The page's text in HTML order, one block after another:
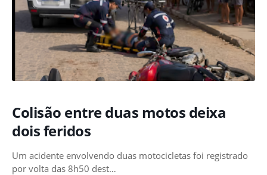
Colisão entre duas motos deixa
dois feridos
Um acidente envolvendo duas motocicletas foi registrado
por volta das 8h50 dest…